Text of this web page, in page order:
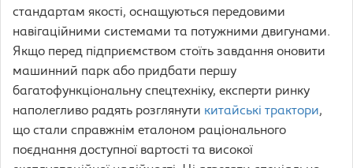
стандартам якості, оснащуються передовими
навігаційними системами та потужними двигунами.
Якщо перед підприємством стоїть завдання оновити
машинний парк або придбати першу
багатофункціональну спецтехніку, експерти ринку
наполегливо радять розглянути китайські трактори,
що стали справжнім еталоном раціонального
поєднання доступної вартості та високої